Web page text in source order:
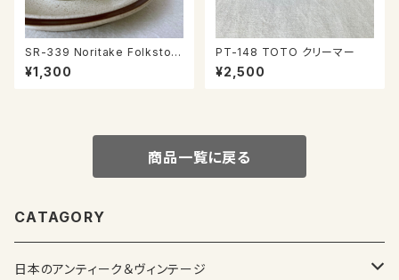
SR-339 Noritake Folkston
e カップ＆ソーサー
¥1,300
PT-148 TOTO クリーマー
¥2,500
商品一覧に戻る
CATAGORY
日本のアンティーク＆ヴィンテージ